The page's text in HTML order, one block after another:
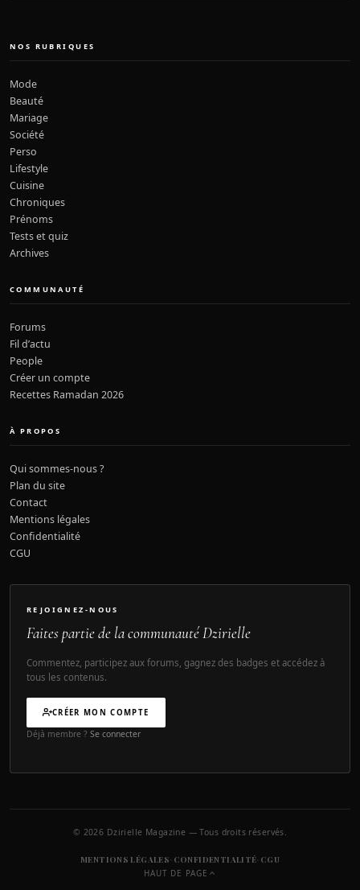
NOS RUBRIQUES
Mode
Beauté
Mariage
Société
Perso
Lifestyle
Cuisine
Chroniques
Prénoms
Tests et quiz
Archives
COMMUNAUTÉ
Forums
Fil d’actu
People
Créer un compte
Recettes Ramadan 2026
À PROPOS
Qui sommes-nous ?
Plan du site
Contact
Mentions légales
Confidentialité
CGU
REJOIGNEZ-NOUS
Faites partie de la communauté Dzirielle
Commentez, participez aux forums, gagnez des badges et accédez à
tous les contenus.
CRÉER MON COMPTE
Déjà membre ? Se connecter
© 2026 Dzirielle Magazine — Tous droits réservés.
MENTIONS LÉGALES CONFIDENTIALITÉ CGU
HAUT DE PAGE